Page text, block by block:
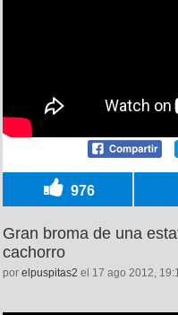
976
Gran broma de una
cachorro
por elpuspitas2 el 17 ago 2012,